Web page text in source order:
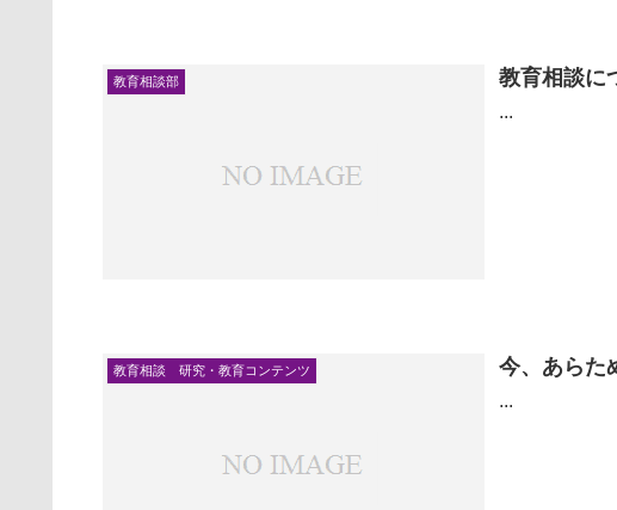
教育相談部 教育相談に
...
教育相談 研究・教育コンテンツ 今、あらた
...